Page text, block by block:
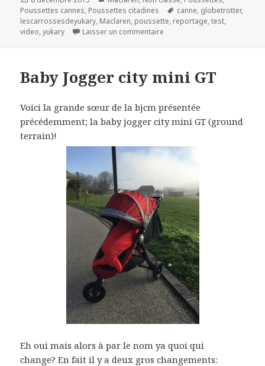
le
Poussettes cannes, Poussettes citadines
Mots-
clés
canne, globetrotter,
lescarrossesdeyukary, Maclaren, poussette, reportage,test,
video,yukary Laisser un commentaire
Baby Jogger city mini GT
Voici la grande sœur de la bjcm présentée
précédemment; la baby jogger city mini GT (ground
terrain)!
Eh oui mais alors à par le nom ya quoi qui
change? En fait il y a deux gros changements: